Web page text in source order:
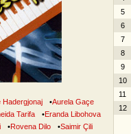
Hadergjonaj •Aurela Gaçe
Tarifa •Eranda Libohova
•Rovena Dilo •Saimir Çili
5
6
7
8
9
10
11
12